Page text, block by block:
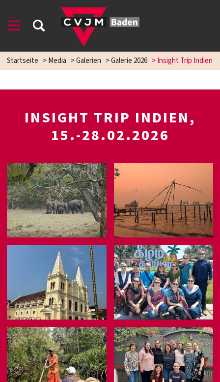
Startseite >Media >Galerien >Galerie 2026 >Insight Trip Indien
INSIGHT TRIP INDIEN,
15.-28.02.2026